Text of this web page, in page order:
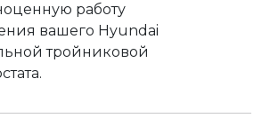
работу
вашего Hyundai
тройниковой